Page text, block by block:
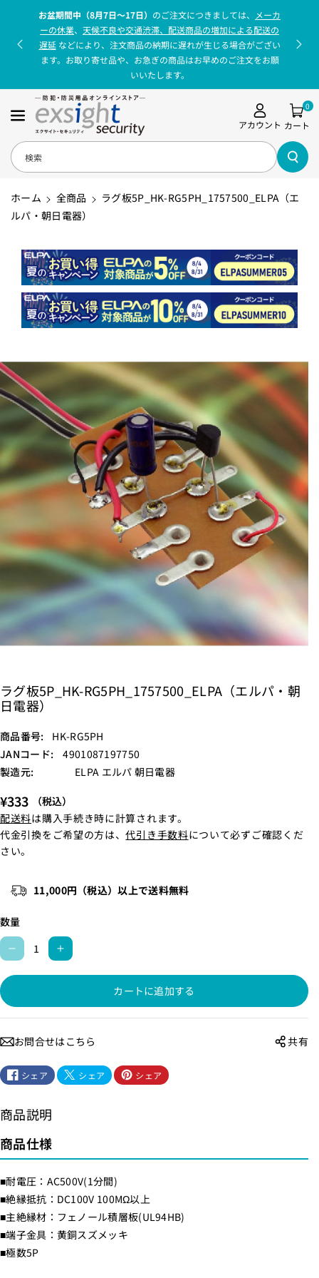
お盆期間中（8月7日〜17日） のご注文につきましては、
メーカ
ーの休業、 天候不良や交通渋滞、配送商品の増加による配送の
遅延などにより、注文商品の納期に遅れが生じる場合がござい
ます。お取り寄せ品や、お急ぎの商品はお早めのご注文をお願
いいたします。
検索
アカウント カート
0
ホーム 全商品
ラグ板5P_HK-RG5PH_1757500_ELPA（エ
ルパ・朝日電器）
キップ
ラグ板5P_HK-RG5PH_1757500_ELPA（エルパ・朝
日電器）
商品番号:
S
K
HK-RG5PH
JANコード:
4901087197750
製造元:
ELPA エルパ 朝日電器
¥333
（税込）
配送料は購入手続き時に計算されます。
代金引換をご希望の方は、代引き手数料について必ずご確認くだ
さい。
11,000円（税込）以上で送料無料
数量
ラ
グ
5
_
H
K
-
R
G
5
P
H
_
1
7
ラ
グ
5
_
H
K
5
P
H
_
1
カートに追加する
お問合せはこちら 共有
シェア シェア シェア
商品説明
商品仕様
■耐電圧：AC500V(1分間)
■絶縁抵抗：DC100V 100MΩ以上
■主絶縁材：フェノール積層板(UL94HB)
■端子金具：黄銅スズメッキ
■極数5P